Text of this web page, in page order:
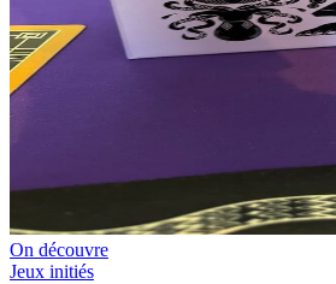
On découvre
Jeux initiés